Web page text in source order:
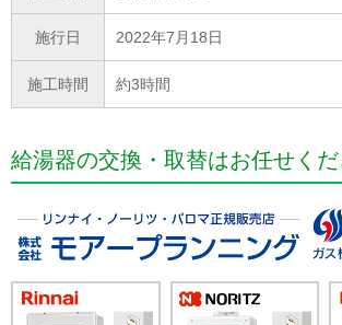
施行日 2022年7月18日
施工時間 約3時間
給湯器の交換・取替はお任せくだ